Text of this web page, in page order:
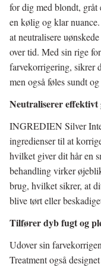
for dig med blondt, gråt
en kølig og klar
at neutralisere
over tid. Med sin rige
farvekorrigering, sikrer
men også føles sundt
Neutraliserer effektivt
INGREDIEN Silver
ingredienser til at
hvilket giver dit hår en
behandling virker
brug, hvilket sikrer, at
blive tørt eller
Tilfører dyb fugt og
Udover sin
Treatment også